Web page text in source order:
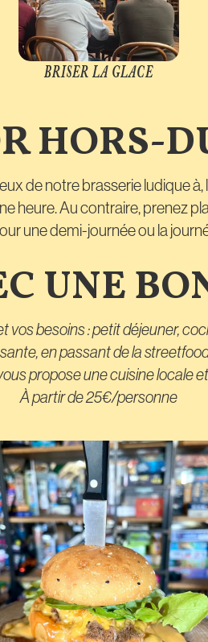
BRISER LA GLACE
HORS-
de notre brasserie ludique à,
heure. Au contraire, prenez
une demi-journée ou la
UNE
vos besoins : petit déjeuner,
en passant de la
propose une cuisine locale
À partir de 25€/personne